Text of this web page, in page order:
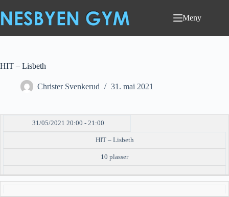
til
innholdet
Meny
HIT – Lisbeth
Christer Svenkerud 31. mai 2021
DATO/TID EVENT TILGJENGELIGHET
31/05/2021 20:00 - 21:00
HIT – Lisbeth
10 plasser